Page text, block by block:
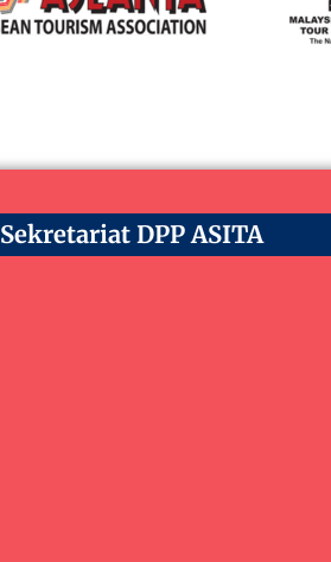
Sekretariat DPP ASITA